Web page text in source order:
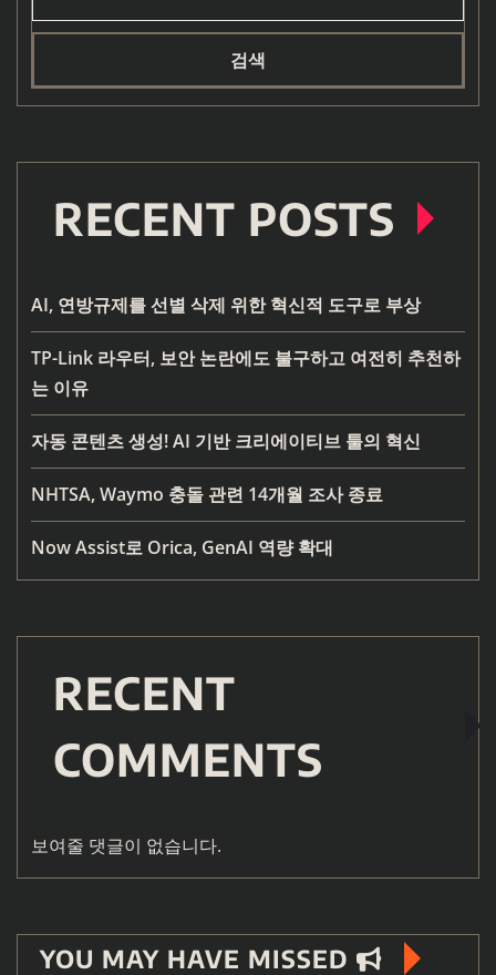
검색
RECENT POSTS
AI, 연방규제를 선별 삭제 위한 혁신적 도구로 부상
TP-Link 라우터, 보안 논란에도 불구하고 여전히 추천하
는 이유
자동 콘텐츠 생성! AI 기반 크리에이티브 툴의 혁신
NHTSA, Waymo 충돌 관련 14개월 조사 종료
Now Assist로 Orica, GenAI 역량 확대
RECENT
COMMENTS
보여줄 댓글이 없습니다.
YOU MAY HAVE MISSED